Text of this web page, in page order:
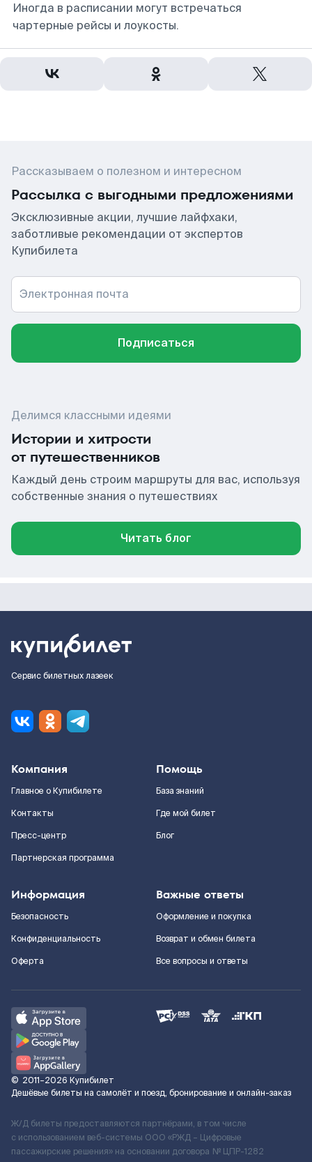
Иногда в расписании могут встречаться
чартерные рейсы и лоукосты.
Рассказываем о полезном и интересном
Рассылка с выгодными предложениями
Эксклюзивные акции, лучшие лайфхаки,
заботливые рекомендации от экспертов
Купибилета
Электронная почта
Подписаться
Делимся классными идеями
Истории и хитрости
от путешественников
Каждый день строим маршруты для вас, используя
собственные знания о путешествиях
Читать блог
Сервис билетных лазеек
Компания
Главное о Купибилете
Контакты
Пресс-центр
Партнерская программа
Помощь
База знаний
Где мой билет
Блог
Информация
Безопасность
Конфиденциальность
Оферта
Важные ответы
Оформление и покупка
Возврат и обмен билета
Все вопросы и ответы
© 2011–2026 Купибилет
Дешёвые билеты на самолёт и поезд, бронирование и онлайн-заказ
Ж/Д билеты предоставляются партнёрами, в том числе
с использованием веб-системы ООО «РЖД – Цифровые
пассажирские решения» на основании договора № ЦПР-1282